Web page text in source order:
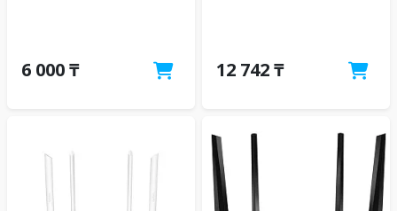
6 000 ₸ 12 742 ₸